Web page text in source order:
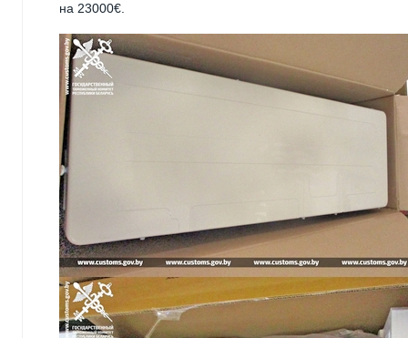
на 23000€.